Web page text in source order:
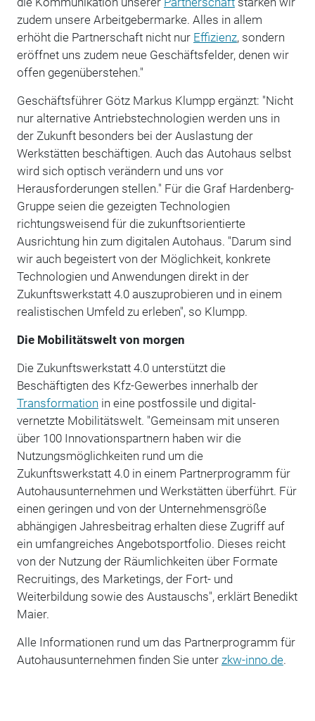
zudem unsere Arbeitgebermarke. Alles in allem
erhöht die Partnerschaft nicht nur Effizienz, sondern
eröffnet uns zudem neue Geschäftsfelder, denen wir
offen gegenüberstehen."
Geschäftsführer Götz Markus Klumpp ergänzt: "Nicht
nur alternative Antriebstechnologien werden uns in
der Zukunft besonders bei der Auslastung der
Werkstätten beschäftigen. Auch das Autohaus selbst
wird sich optisch verändern und uns vor
Herausforderungen stellen." Für die Graf Hardenberg-
Gruppe seien die gezeigten Technologien
richtungsweisend für die zukunftsorientierte
Ausrichtung hin zum digitalen Autohaus. "Darum sind
wir auch begeistert von der Möglichkeit, konkrete
Technologien und Anwendungen direkt in der
Zukunftswerkstatt 4.0 auszuprobieren und in einem
realistischen Umfeld zu erleben", so Klumpp.
Die Mobilitätswelt von morgen
Die Zukunftswerkstatt 4.0 unterstützt die
Beschäftigten des Kfz-Gewerbes innerhalb der
Transformation in eine postfossile und digital-
vernetzte Mobilitätswelt. "Gemeinsam mit unseren
über 100 Innovationspartnern haben wir die
Nutzungsmöglichkeiten rund um die
Zukunftswerkstatt 4.0 in einem Partnerprogramm für
Autohausunternehmen und Werkstätten überführt. Für
einen geringen und von der Unternehmensgröße
abhängigen Jahresbeitrag erhalten diese Zugriff auf
ein umfangreiches Angebotsportfolio. Dieses reicht
von der Nutzung der Räumlichkeiten über Formate
Recruitings, des Marketings, der Fort- und
Weiterbildung sowie des Austauschs", erklärt Benedikt
Maier.
Alle Informationen rund um das Partnerprogramm für
Autohausunternehmen finden Sie unter zkw-inno.de.